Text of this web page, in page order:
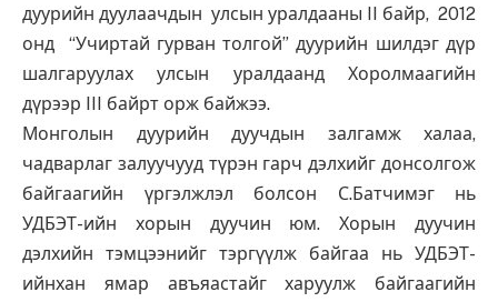
дуурийн дуулаачдын улсын уралдааны II байр, 2012
онд “Учиртай гурван толгой” дуурийн шилдэг дүр
шалгаруулах улсын уралдаанд Хоролмаагийн
дүрээр III байрт орж байжээ.
Монголын дуурийн дуучдын залгамж халаа,
чадварлаг залуучууд түрэн гарч дэлхийг донсолгож
байгаагийн үргэлжлэл болсон С.Батчимэг нь
УДБЭТ-ийн хорын дуучин юм. Хорын дуучин
дэлхийн тэмцээнийг тэргүүлж байгаа нь УДБЭТ-
ийнхан ямар авъяастайг харуулж байгаагийн